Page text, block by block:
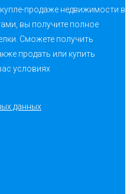
продаже недвижимости в
вы получите полное
Сможете получить
продать или купить
условиях
данных